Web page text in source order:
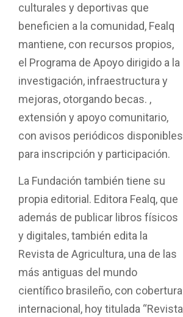
culturales y deportivas que
beneficien a la comunidad, Fealq
mantiene, con recursos propios,
el Programa de Apoyo dirigido a la
investigación, infraestructura y
mejoras, otorgando becas. ,
extensión y apoyo comunitario,
con avisos periódicos disponibles
para inscripción y participación.
La Fundación también tiene su
propia editorial. Editora Fealq, que
además de publicar libros físicos
y digitales, también edita la
Revista de Agricultura, una de las
más antiguas del mundo
científico brasileño, con cobertura
internacional, hoy titulada “Revista